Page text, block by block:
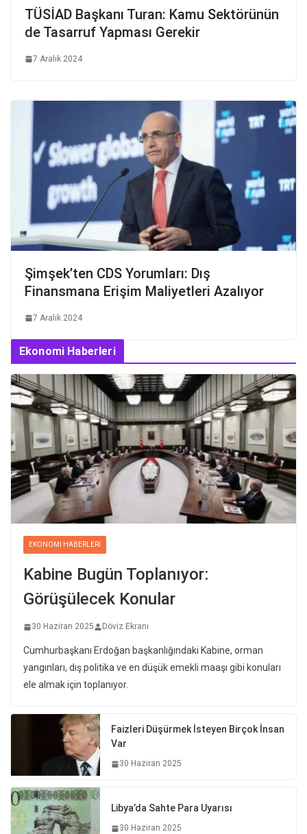
TÜSİAD Başkanı Turan: Kamu Sektörünün
de Tasarruf Yapması Gerekir
7 Aralık 2024
Şimşek’ten CDS Yorumları: Dış
Finansmana Erişim Maliyetleri Azalıyor
7 Aralık 2024
Ekonomi Haberleri
EKONOMI HABERLERI
Kabine Bugün Toplanıyor:
Görüşülecek Konular
30 Haziran 2025 Döviz Ekranı
Cumhurbaşkanı Erdoğan başkanlığındaki Kabine, orman
yangınları, dış politika ve en düşük emekli maaşı gibi konuları
ele almak için toplanıyor.
Faizleri Düşürmek İsteyen Birçok İnsan
Var
30 Haziran 2025
Libya’da Sahte Para Uyarısı
30 Haziran 2025